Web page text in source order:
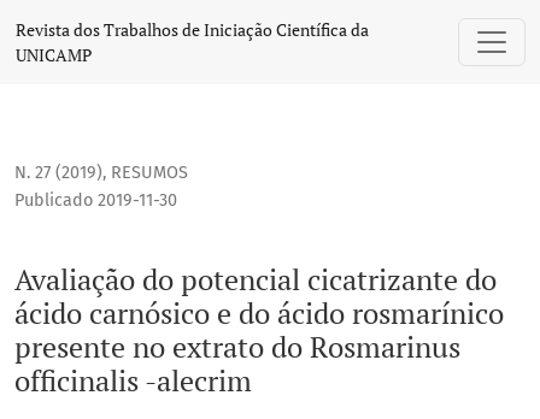
Avaliação do potencial cicatrizante do ácido carnósico e
Revista dos Trabalhos de Iniciação Científica da
UNICAMP
N. 27 (2019), RESUMOS
Avaliação do potencial cicatrizante do
ácido carnósico e do ácido rosmarínico
presente no extrato do Rosmarinus
officinalis -alecrim
Publicado 2019-11-30